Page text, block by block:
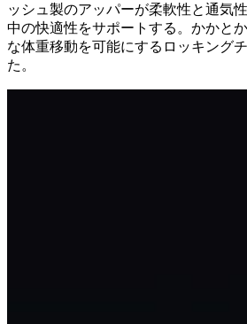
ッシュ製のアッパーが柔軟性と通気
中の快適性をサポートする。かかと
な体重移動を可能にするロッキング
た。